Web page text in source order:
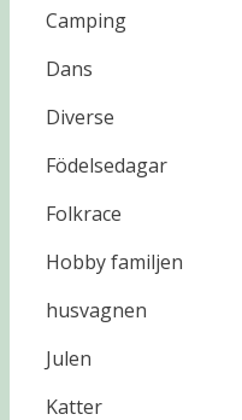
Camping
Dans
Diverse
Födelsedagar
Folkrace
Hobby familjen
husvagnen
Julen
Katter